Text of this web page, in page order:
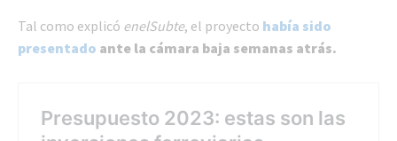
Tal como explicó enelSubte, el proyecto había sido
presentado ante la cámara baja semanas atrás.